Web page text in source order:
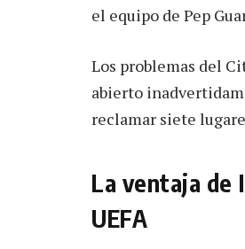
el equipo de Pep
Los problemas del
abierto
reclamar siete
La ventaja de
UEFA